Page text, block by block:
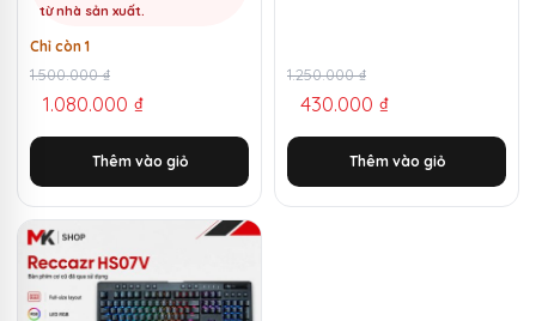
từ nhà sản xuất.
Chỉ còn 1
1.500.000₫
Giá
gốc
là:
1.500.000 ₫.
1.080.000 ₫
Giá
hiện
tại
là:
1.080.000 ₫.
Thêm vào giỏ
1.250.000₫
Giá
gốc
là:
1.250.000 ₫.
430.000 ₫
Giá
hiện
tại
là:
430.000 ₫.
Thêm vào giỏ